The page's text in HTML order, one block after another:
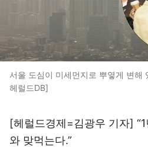
서울 도심이 미세먼지로 뿌옇게 변해
헤럴드DB]
[헤럴드경제=김광우 기자]
와 맞먹는다.”